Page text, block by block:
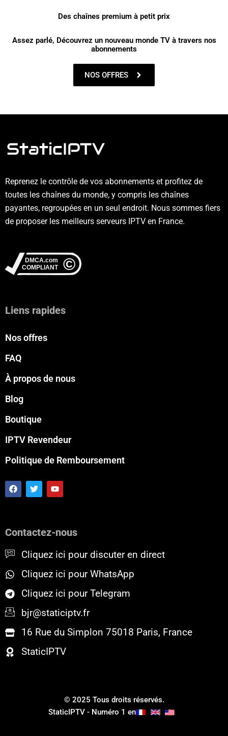
Des chaînes premium à petit prix
Assez parlé, Découvrez un nouveau monde TV à travers nos
abonnements
NOS OFFRES
Reprenez le contrôle de vos abonnements et profitez de
toutes les chaînes du monde, y compris les chaînes
payantes, regroupées en un seul endroit. Nous sommes fiers
de proposer les meilleurs serveurs IPTV en France.
Liens rapides
Nos offres
FAQ
À propos de nous
Blog
Boutique
IPTV Revendeur
Politique de Remboursement
F
a
c
o
T
w
i
r
Y
o
u
e
Contactez-nous
Cliquez ici pour discuter en direct
Cliquez ici pour WhatsApp
Cliquez ici pour Telegram
bjr@staticiptv.fr
16 Rue du Simplon 75018 Paris, France
StaticIPTV
© 2025 Tous droits réservés.
StaticIPTV - Numéro 1 en